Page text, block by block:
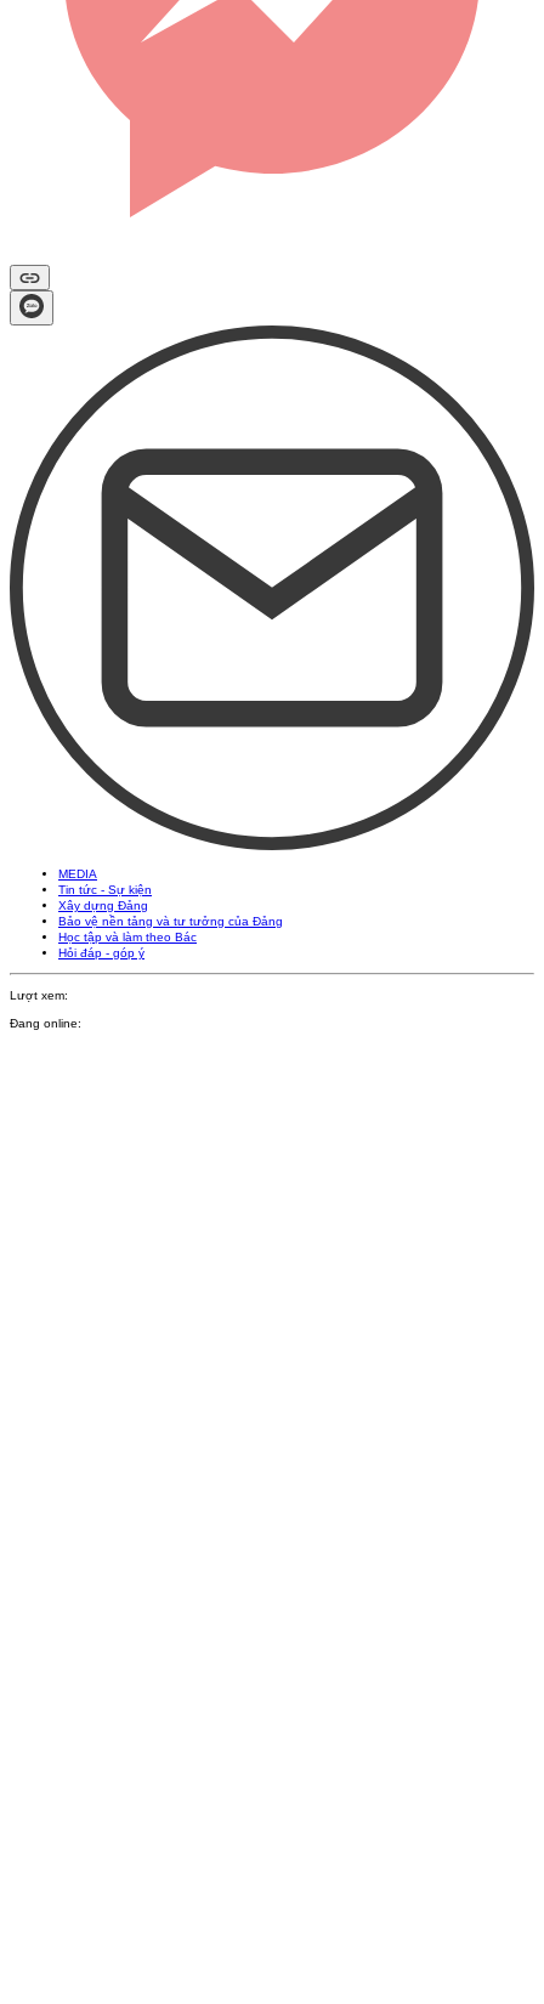
MEDIA
Tin tức - Sự kiện
Xây dựng Đảng
Bảo vệ nền tảng và tư tưởng của Đảng
Học tập và làm theo Bác
Hỏi đáp - góp ý
Lượt xem:
Đang online: